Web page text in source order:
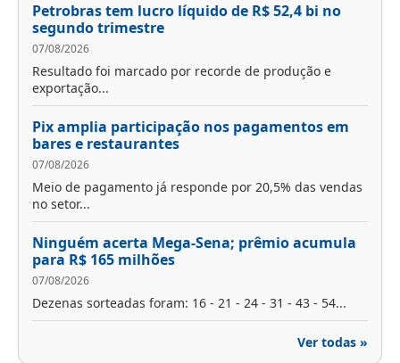
Petrobras tem lucro líquido de R$ 52,4 bi no
segundo trimestre
07/08/2026
Resultado foi marcado por recorde de produção e
exportação...
Pix amplia participação nos pagamentos em
bares e restaurantes
07/08/2026
Meio de pagamento já responde por 20,5% das vendas
no setor...
Ninguém acerta Mega-Sena; prêmio acumula
para R$ 165 milhões
07/08/2026
Dezenas sorteadas foram: 16 - 21 - 24 - 31 - 43 - 54...
Ver todas »